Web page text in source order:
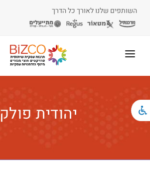
השותפים שלנו לאורך כל הדרך
על BIZCO
BIZCO לעסקים
יהודית פולק